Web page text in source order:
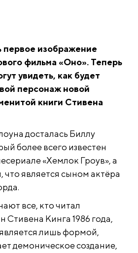
первое изображение
фильма «Оно». Теперь
увидеть, как будет
персонаж новой
книги Стивена
досталась Биллу
более всего известен
«Хемлок Гроув», а
что является сыном актёра
все, кто читал
Стивена Кинга 1986 года,
лишь формой,
демоническое создание,